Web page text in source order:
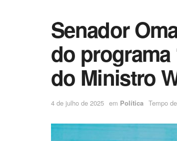
Senador
do programa
do Ministro
4 de julho de 2025 em Política Tempo